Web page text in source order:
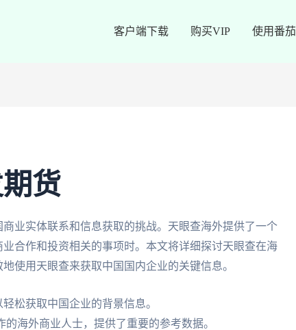
客户端下载 购买VIP 使用番茄
货
业实体联系和信息获取的挑战。天眼查海外提供了一个
合作和投资相关的事项时。本文将详细探讨天眼查在海
使用天眼查来获取中国国内企业的关键信息。
松获取中国企业的背景信息。
海外商业人士，提供了重要的参考数据。